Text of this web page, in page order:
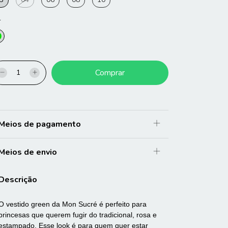
de pagamento
de envio
vestido green da Mon Sucré é perfeito para
que querem fugir do tradicional, rosa e
Esse look é para quem quer estar